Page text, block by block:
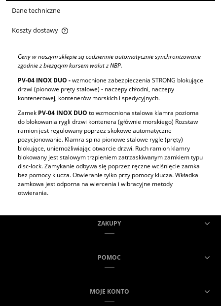
Dane techniczne
Koszty dostawy
Cena nie zawiera ewentualnych kosztów płatności
Ceny w naszym sklepie są codziennie automatycznie synchronizowane
zgodnie z bieżącym kursem walut z NBP.
PV-04 INOX DUO -wzmocnione zabezpieczenia STRONG blokujące
drzwi (pionowe pręty stalowe) - naczepy chłodni, naczepy
kontenerowej, kontenerów morskich i spedycyjnych.
Zamek PV-04 INOX DUO to wzmocniona stalowa klamra pozioma
do blokowania rygli drzwi kontenera (głównie morskiego) Rozstaw
ramion jest regulowany poprzez skokowe automatyczne
pozycjonowanie. Klamra spina pionowe stalowe rygle (pręty)
blokujące, uniemożliwiając otwarcie drzwi. Ruch ramion klamry
blokowany jest stalowym trzpieniem zatrzaskiwanym zamkiem typu
disc-lock. Zamykanie odbywa się poprzez ręczne wciśnięcie zamka
bez pomocy klucza. Otwieranie tylko przy pomocy klucza. Wkładka
zamkowa jest odporna na wiercenia i wibracyjne metody
otwierania.
ZAKUPY
POMOC
MOJE KONTO